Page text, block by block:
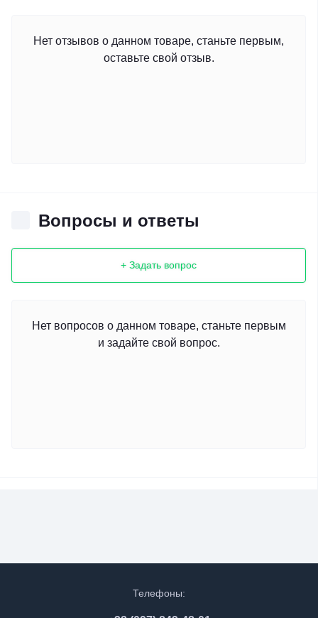
Нет отзывов о данном товаре, станьте первым,
оставьте свой отзыв.
Вопросы и ответы
+ Задать вопрос
Нет вопросов о данном товаре, станьте первым
и задайте свой вопрос.
Телефоны: